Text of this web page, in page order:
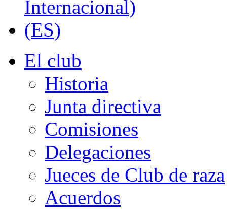
El club
Historia
Junta directiva
Comisiones
Delegaciones
Jueces de Club de raza
Acuerdos